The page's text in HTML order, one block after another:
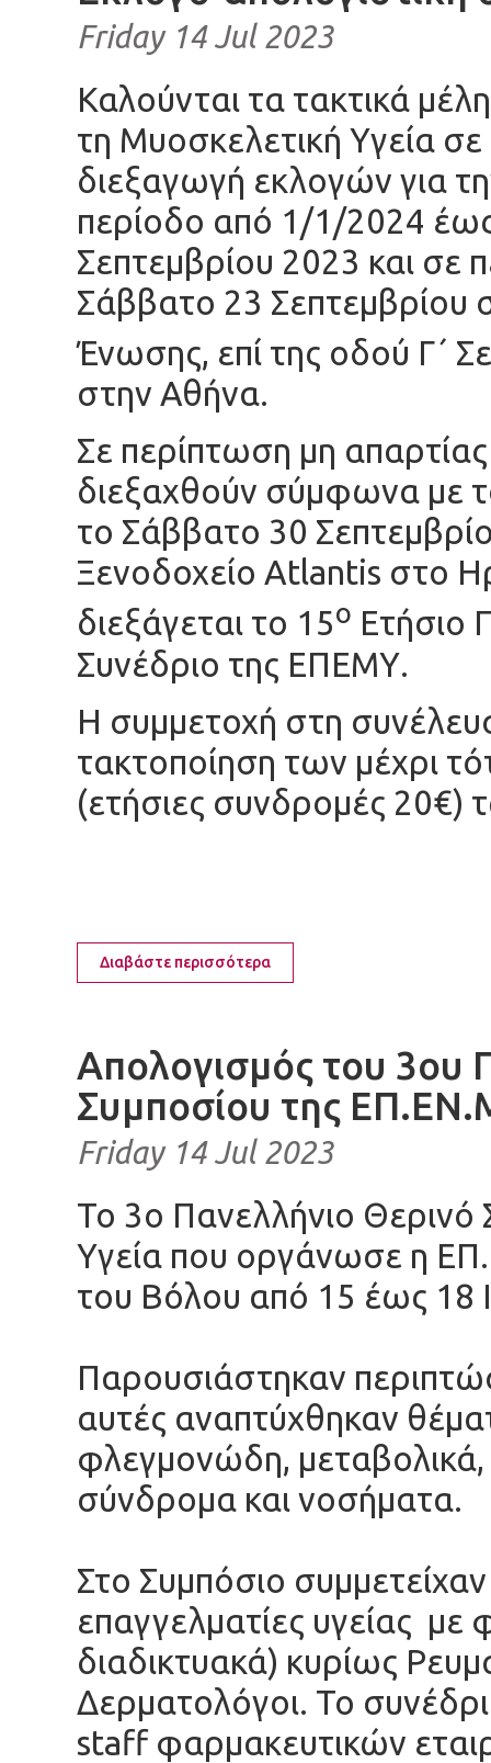
Friday 14 Jul 2023
Καλούνται τα τακτικά
τη Μυοσκελετική Υγεία σε
διεξαγωγή εκλογών για
περίοδο από 1/1/2024
Σεπτεμβρίου 2023 και σε
Σάββατο 23 Σεπτεμβρίου
Ένωσης, επί της οδού Γ΄
στην Αθήνα.
Σε περίπτωση μη
διεξαχθούν σύμφωνα με
το Σάββατο 30
Ξενοδοχείο Atlantis στo
διεξάγεται το 15ο Ετήσιο
Συνέδριο της ΕΠΕΜΥ.
Η συμμετοχή στη
τακτοποίηση των μέχρι
(ετήσιες συνδρομές 20€)
Διαβάστε περισσότερα
Απολογισμός του 3ου
Συμποσίου της
Friday 14 Jul 2023
Το 3ο Πανελλήνιο Θερινό
Υγεία που οργάνωσε η
του Βόλου από 15 έως 18
Παρουσιάστηκαν
αυτές αναπτύχθηκαν
φλεγμονώδη, μεταβολικά,
σύνδρομα και νοσήματα.
Στο Συμπόσιο
επαγγελματίες υγείας με
διαδικτυακά) κυρίως
Δερματολόγοι. Το
staff φαρμακευτικών